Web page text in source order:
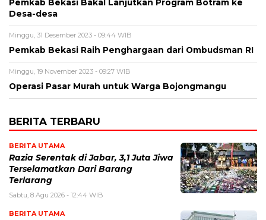
Pemkab Bekasi Bakal Lanjutkan Program Botram ke
Desa-desa
Minggu, 31 Desember 2023 - 09:44 WIB
Pemkab Bekasi Raih Penghargaan dari Ombudsman RI
Minggu, 19 November 2023 - 09:27 WIB
Operasi Pasar Murah untuk Warga Bojongmangu
BERITA TERBARU
BERITA UTAMA
Razia Serentak di Jabar, 3,1 Juta Jiwa
Terselamatkan Dari Barang
Terlarang
Sabtu, 8 Agu 2026 - 12:44 WIB
BERITA UTAMA